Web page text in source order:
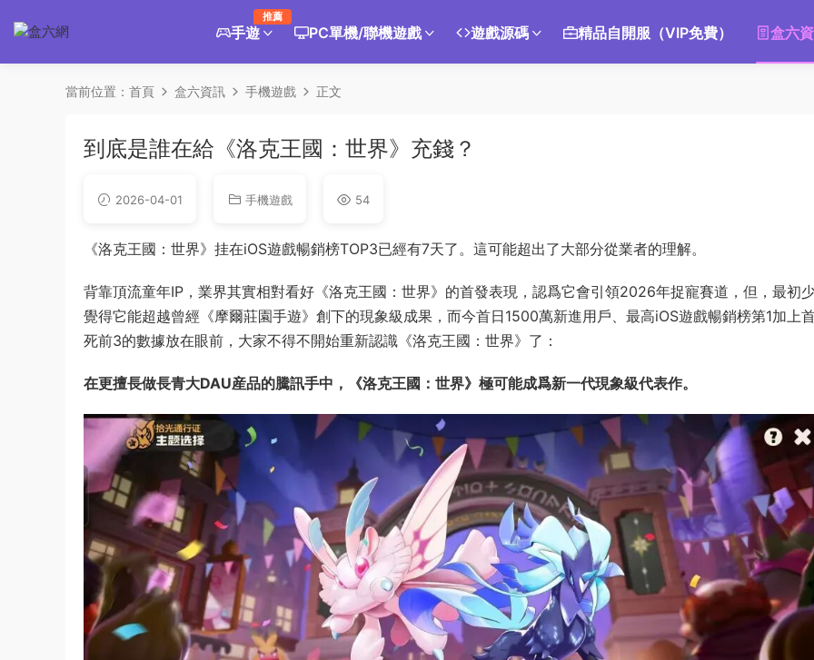
手遊
推薦
PC單機/聯機遊戲 遊戲源碼 精品自開服（VIP免費） 盒六
當前位置： 首頁 盒六資訊 手機遊戲 正文
到底是誰在給《洛克王國：世界》充錢？
2026-04-01 手機遊戲 54
《洛克王國：世界》挂在iOS遊戲暢銷榜TOP3已經有7天了。這可能超出了大部分從業者的理解。
背靠頂流童年IP，業界其實相對看好《洛克王國：世界》的首發表現，認爲它會引領2026年捉寵賽道，但，最初
覺得它能超越曾經《摩爾莊園手遊》創下的現象級成果，而今首日1500萬新進用戶、最高iOS遊戲暢銷榜第1加上
死前3的數據放在眼前，大家不得不開始重新認識《洛克王國：世界》了：
在更擅長做長青大DAU産品的騰訊手中，《洛克王國：世界》極可能成爲新一代現象級代表作。